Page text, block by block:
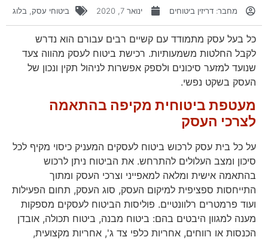
מחבר: דריזין ביטוחים ינואר 7, 2020 ביטוחי עסק בלוג
כל בעל עסק מתמודד עם קשיים רבים עבורם הוא נדרש
לקבל החלטות משמעותיות. רכישת ביטוח לעסק מהווה צעד
שנועד למזער סיכונים ולספק אפשרות לניהול תקין ונכון של
העסק בשקט נפשי.
מעטפת ביטוחית מקיפה בהתאמה
לצרכי העסק
על כל בית עסק לרכוש ביטוח לעסקים המעניק כיסוי מקיף לכל
סיכון ומצב העלולים להתרחש. את הביטוח ניתן לרכוש
בהתאמה אישית ומלאה למאפייני וצרכי העסק ומתוך
התייחסות ספציפית למיקום העסק, סוג העסק, תחום הפעילות
ועוד פרמטרים רלוונטיים. פוליסות הביטוח לעסקים מספקות
מענה למגוון היבטים בהם: ביטוח מבנה, ביטוח תכולה, אובדן
הכנסות או רווחים, אחריות כלפי צד ג', אחריות מקצועית,